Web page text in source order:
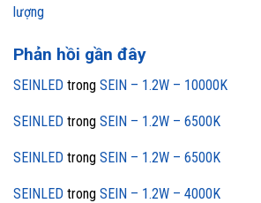
lượng
Phản hồi gần đây
SEINLED trong SEIN – 1.2W – 10000K
SEINLED trong SEIN – 1.2W – 6500K
SEINLED trong SEIN – 1.2W – 6500K
SEINLED trong SEIN – 1.2W – 4000K